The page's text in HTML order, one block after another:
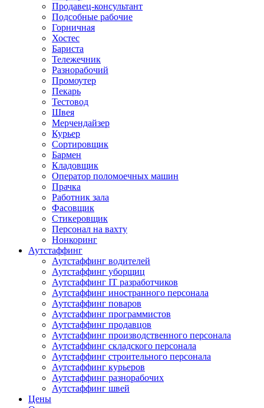
Продавец-консультант
Подсобные рабочие
Горничная
Хостес
Бариста
Тележечник
Разнорабочий
Промоутер
Пекарь
Тестовод
Швея
Мерчендайзер
Курьер
Сортировщик
Бармен
Кладовщик
Оператор поломоечных машин
Прачка
Работник зала
Фасовщик
Стикеровщик
Персонал на вахту
Нонкоринг
Аутстаффинг
Аутстаффинг водителей
Аутстаффинг уборщиц
Аутстаффинг IT разработчиков
Аутстаффинг иностранного персонала
Аутстаффинг поваров
Аутстаффинг программистов
Аутстаффинг продавцов
Аутстаффинг производственного персонала
Аутстаффинг складского персонала
Аутстаффинг строительного персонала
Аутстаффинг курьеров
Аутстаффинг разнорабочих
Аутстаффинг швей
Цены